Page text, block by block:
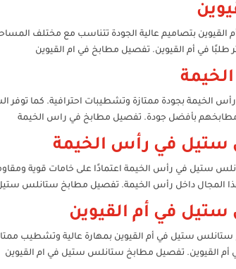
بتصاميم عالية الجودة تتناسب مع مختلف
في أم القيوين. تفصيل مطابخ في ام القيوين
الخيمة بجودة ممتازة وتشطيبات احترافية. كما توفر
مطابخهم بأفضل جودة. تفصيل مطابخ في راس الخيمة
في رأس الخيمة
ستيل في رأس الخيمة اعتمادًا على خامات قوية
المجال داخل رأس الخيمة. تفصيل مطابخ ستانلس
في أم القيوين
ستيل في أم القيوين بمهارة عالية وتشطيب
أم القيوين. تفصيل مطابخ ستانلس ستيل في ام القيوين